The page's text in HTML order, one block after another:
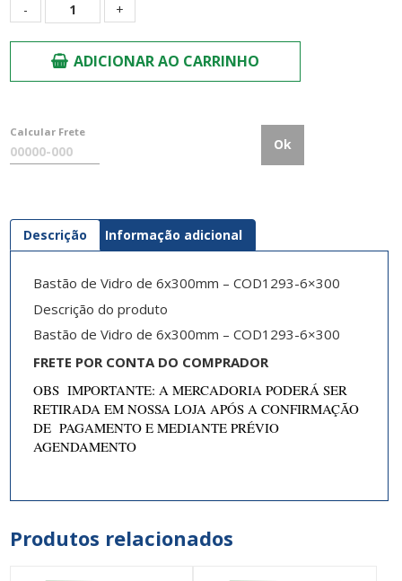
ADICIONAR AO CARRINHO
Calcular Frete
Ok
Descrição Informação adicional
Bastão de Vidro de 6x300mm – COD1293-6×300
Descrição do produto
Bastão de Vidro de 6x300mm – COD1293-6×300
FRETE POR CONTA DO COMPRADOR
OBS IMPORTANTE: A MERCADORIA PODERÁ SER
RETIRADA EM NOSSA LOJA APÓS A CONFIRMAÇÃO
DE PAGAMENTO E MEDIANTE PRÉVIO
AGENDAMENTO
Produtos relacionados